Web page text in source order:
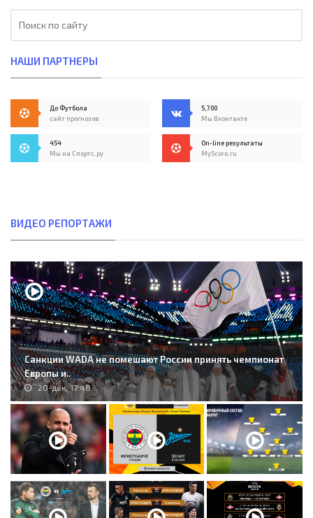
НАШИ ПАРТНЕРЫ
До Футбола
сайт прогнозов
5,700
Мы Вконтакте
454
Мы на Спортс.ру
On-line результаты
MyScore.ru
ВИДЕО РЕПОРТАЖИ
Санкции WADA не помешают России принять чемпионат
Европы и..
20-дек, 17:48